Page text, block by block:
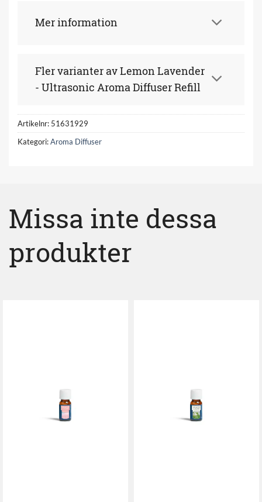
Mer information
Fler varianter av Lemon Lavender
- Ultrasonic Aroma Diffuser Refill
Artikelnr: 51631929
Kategori:Aroma Diffuser
Missa inte dessa
produkter